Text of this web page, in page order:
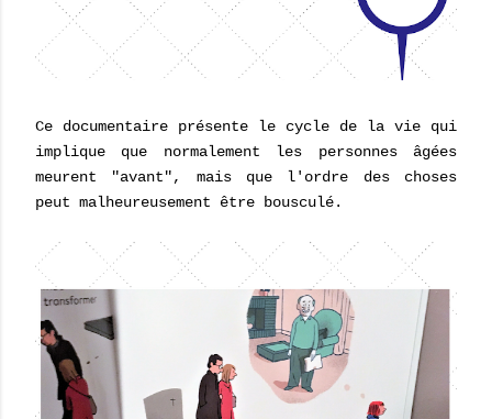
Ce documentaire présente le cycle de la vie qui
implique que normalement les personnes âgées
meurent "avant", mais que l'ordre des choses
peut malheureusement être bousculé.